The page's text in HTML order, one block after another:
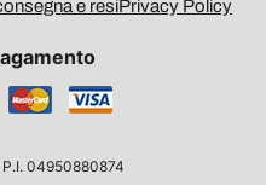
e resiPrivacy Policy
04950880874